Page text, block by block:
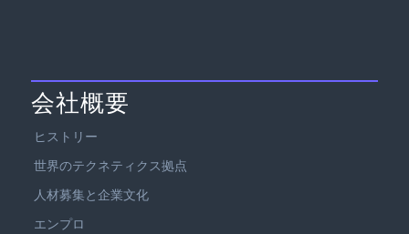
会社概要
ヒストリー
世界のテクネティクス拠点
人材募集と企業文化
エンプロ